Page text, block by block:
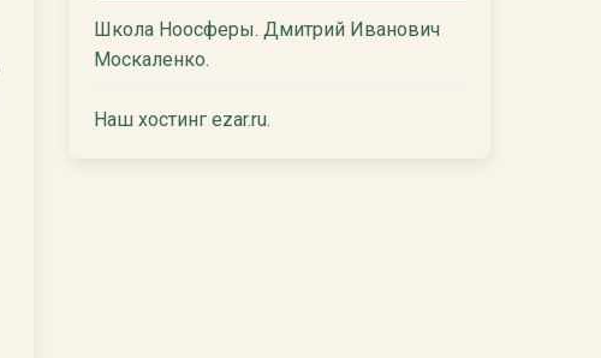
Школа Ноосферы. Дмитрий Иванович
Москаленко.
Наш хостинг ezar.ru.